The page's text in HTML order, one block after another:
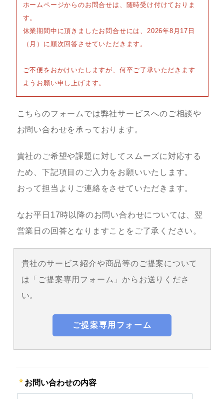
ホームページからのお問合せは、随時受け付けておりま
す。
休業期間中に頂きましたお問合せには、2026年8月17日
（月）に順次回答させていただきます。
ご不便をおかけいたしますが、何卒ご了承いただきます
ようお願い申し上げます。
こちらのフォームでは弊社サービスへのご相談や
お問い合わせを承っております。
貴社のご希望や課題に対してスムーズに対応する
ため、下記項目のご入力をお願いいたします。
おって担当よりご連絡をさせていただきます。
なお平日17時以降のお問い合わせについては、翌
営業日の回答となりますことをご了承ください。
貴社のサービス紹介や商品等のご提案について
は「ご提案専用フォーム」からお送りくださ
い。
ご提案専用フォーム
お問い合わせの内容